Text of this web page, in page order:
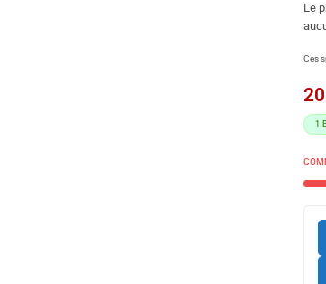
Le
Ces
1